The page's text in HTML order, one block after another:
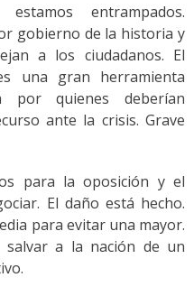
entrampados.
gobierno de la historia y
a los ciudadanos. El
una gran herramienta
por quienes deberían
ante la crisis. Grave
para la oposición y el
El daño está hecho.
para evitar una mayor.
salvar a la nación de un